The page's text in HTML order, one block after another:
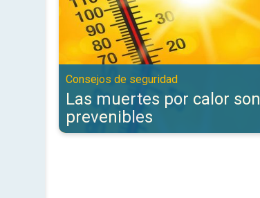
Consejos de seguridad
Las muertes por calor son
prevenibles